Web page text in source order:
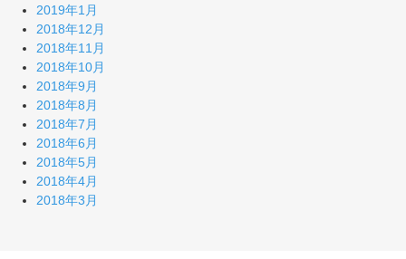
2019年1月
2018年12月
2018年11月
2018年10月
2018年9月
2018年8月
2018年7月
2018年6月
2018年5月
2018年4月
2018年3月